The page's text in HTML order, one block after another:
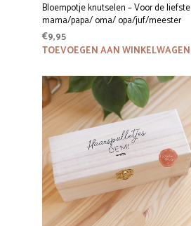
Bloempotje knutselen – Voor de liefste
mama/papa/ oma/ opa/juf/meester
€9,95
TOEVOEGEN AAN WINKELWAGEN